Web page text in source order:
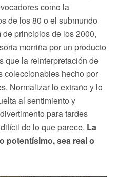
como la
de los 80 o el submundo
principios de los 2000,
morriña por un producto
que la reinterpretación de
coleccionables hecho por
Normalizar lo extraño y lo
al sentimiento y
para tardes
de lo que parece. La
potentísimo, sea real o